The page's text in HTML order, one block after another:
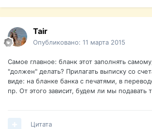
Tair
Опубликовано: 11 марта 2015
Самое главное: бланк этот заполнять
"должен" делать? Прилагать выписку со
виде: на бланке банка с печатями, в
пр. От этого зависит, будем ли мы подавать
Цитата